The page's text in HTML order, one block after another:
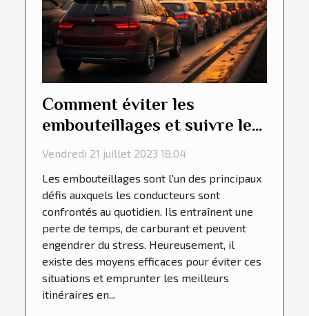
Comment éviter les
embouteillages et suivre les
meilleurs itinéraires en
conduisant votre véhicule ?
Vendredi 21 juillet 2023 18:04
Les embouteillages sont l'un des principaux
défis auxquels les conducteurs sont
confrontés au quotidien. Ils entraînent une
perte de temps, de carburant et peuvent
engendrer du stress. Heureusement, il
existe des moyens efficaces pour éviter ces
situations et emprunter les meilleurs
itinéraires en...